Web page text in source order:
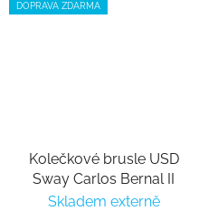
DOPRAVA ZDARMA
Kolečkové brusle USD
Sway Carlos Bernal II
Skladem externě